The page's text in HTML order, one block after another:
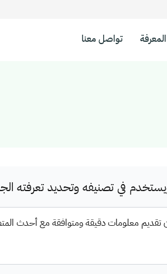
تواصل معنا
في تصنيفه وتحديد تعرفته
تقديم معلومات دقيقة ومتوافقة مع أحدث